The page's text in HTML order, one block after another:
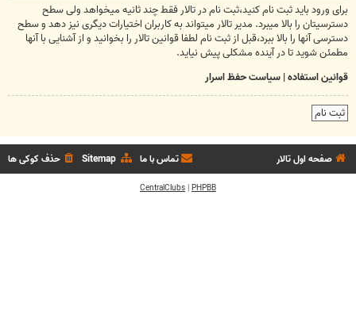
برای ورود باید ثبت نام کنید،ثبت نام در تالار فقط چند ثانیه میخواهد ولی سطح
دسترسیتان را بالا میبرد. مدیر تالار میتواند به کاربران اختیارات دیگری نیز دهد و سطح
دسترسی آنها را بالا ببرد،قبل از ثبت نام لطفا قوانین تالار را بخوانید و از آشنایی با آنها
مطمئن شوید تا در آینده مشکلی پیش نیاید.
قوانین استفاده|سیاست حفظ اسرار
ثبت نام
صفحه اول تالار حذف کوکی ها Sitemap تماس با ما
PHPBB
|
CentralClubs